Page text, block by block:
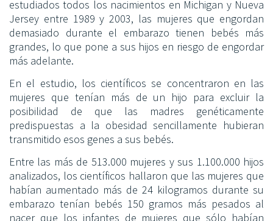
estudiados todos los nacimientos en Michigan y Nueva
Jersey entre 1989 y 2003, las mujeres que engordan
demasiado durante el embarazo tienen bebés más
grandes, lo que pone a sus hijos en riesgo de engordar
más adelante.
En el estudio, los científicos se concentraron en las
mujeres que tenían más de un hijo para excluir la
posibilidad de que las madres genéticamente
predispuestas a la obesidad sencillamente hubieran
transmitido esos genes a sus bebés.
Entre las más de 513.000 mujeres y sus 1.100.000 hijos
analizados, los científicos hallaron que las mujeres que
habían aumentado más de 24 kilogramos durante su
embarazo tenían bebés 150 gramos más pesados al
nacer que los infantes de mujeres que sólo habían